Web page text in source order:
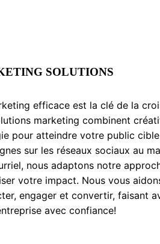
SOLUTIONS
efficace est la clé de la
marketing combinent
pour atteindre votre public
sur les réseaux sociaux au
nous adaptons notre
votre impact. Nous vous
engager et convertir, faisant
avec confiance!